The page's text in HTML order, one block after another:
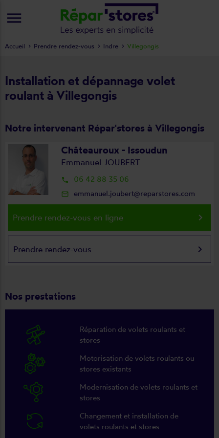
Installation et dépannage volet
roulant à Villegongis
Notre intervenant Répar'stores à Villegongis
Châteauroux - Issoudun
Emmanuel JOUBERT
local_phone 06 42 88 35 06
mail_outline emmanuel.joubert@reparstores.com
Prendre rendez-vous en ligne keyboard_arrow_right
Prendre rendez-vous keyboard_arrow_right
Nos prestations
Réparation de volets roulants et
stores
Motorisation de volets roulants ou
stores existants
Modernisation de volets roulants et
stores
Changement et installation de
volets roulants et stores
Accueil Prendre rendez-vous Indre Villegongis
menu